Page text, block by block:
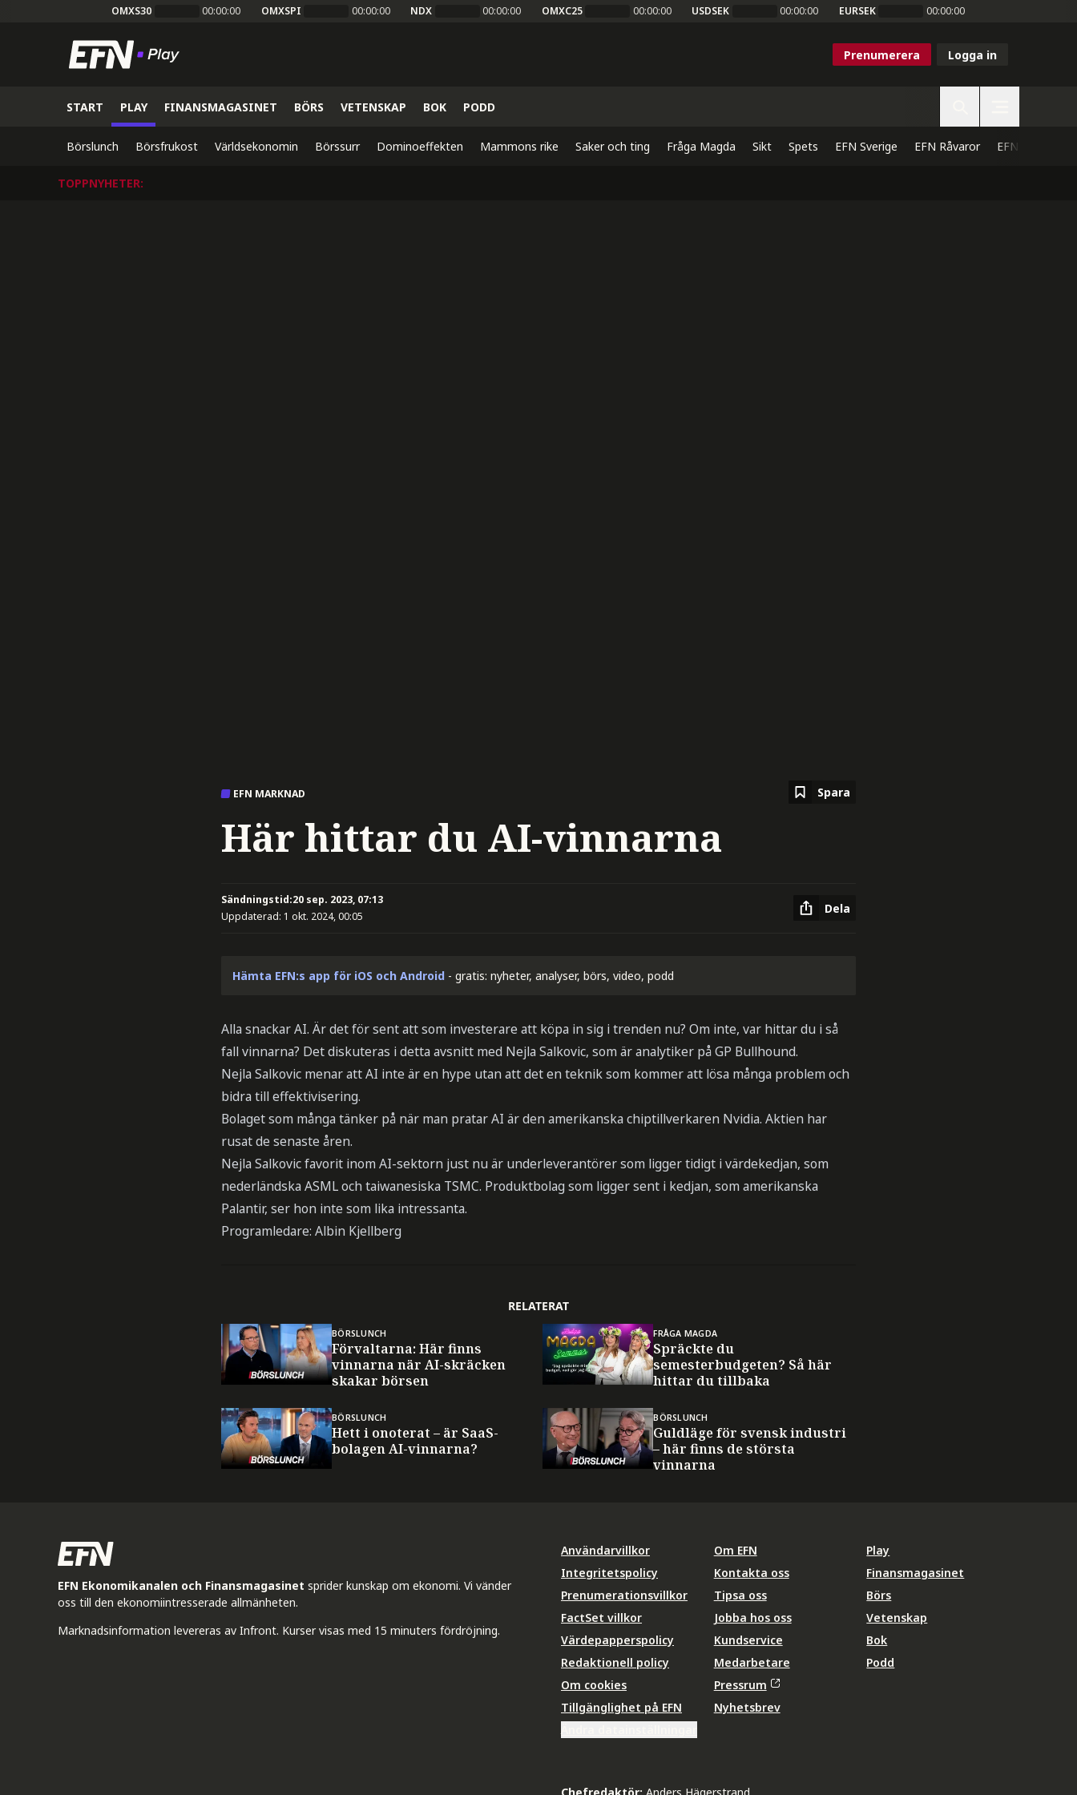
OMXS30 00:00:00 OMXSPI 00:00:00 NDX 00:00:00 OMXC25 00:00:00 USDSEK 00:00:00 EURSEK 00:00:00
Prenumerera Logga in
START PLAY FINANSMAGASINET BÖRS VETENSKAP BOK PODD
Börslunch Börsfrukost Världsekonomin Börssurr Dominoeffekten Mammons rike Saker och ting Fråga Magda Sikt Spets EFN Sverige EFN Råvaror EFN Direkt
TOPPNYHETER:
EFN MARKNAD Spara
Här hittar du AI-vinnarna
Sändningstid:20 sep. 2023, 07:13
Uppdaterad: 1 okt. 2024, 00:05
Dela
Hämta EFN:s app för iOS och Android - gratis: nyheter, analyser, börs, video, podd
Alla snackar AI. Är det för sent att som investerare att köpa in sig i trenden nu? Om inte, var hittar du i så
fall vinnarna? Det diskuteras i detta avsnitt med Nejla Salkovic, som är analytiker på GP Bullhound.
Nejla Salkovic menar att AI inte är en hype utan att det en teknik som kommer att lösa många problem och
bidra till effektivisering.
Bolaget som många tänker på när man pratar AI är den amerikanska chiptillverkaren Nvidia. Aktien har
rusat de senaste åren.
Nejla Salkovic favorit inom AI-sektorn just nu är underleverantörer som ligger tidigt i värdekedjan, som
nederländska ASML och taiwanesiska TSMC. Produktbolag som ligger sent i kedjan, som amerikanska
Palantir, ser hon inte som lika intressanta.
Programledare: Albin Kjellberg
RELATERAT
BÖRSLUNCH
Förvaltarna: Här finns
vinnarna när AI-skräcken
skakar börsen
FRÅGA MAGDA
Spräckte du
semesterbudgeten? Så här
hittar du tillbaka
BÖRSLUNCH
Hett i onoterat – är SaaS-
bolagen AI-vinnarna?
BÖRSLUNCH
Guldläge för svensk industri
– här finns de största
vinnarna
EFN Ekonomikanalen och Finansmagasinet sprider kunskap om ekonomi. Vi vänder
oss till den ekonomiintresserade allmänheten.
Marknadsinformation levereras av Infront. Kurser visas med 15 minuters fördröjning.
Användarvillkor
Integritetspolicy
Prenumerationsvillkor
FactSet villkor
Värdepapperspolicy
Redaktionell policy
Om cookies
Tillgänglighet på EFN
Om EFN
Kontakta oss
Tipsa oss
Jobba hos oss
Kundservice
Medarbetare
Pressrum
Nyhetsbrev
Play
Finansmagasinet
Börs
Vetenskap
Bok
Podd